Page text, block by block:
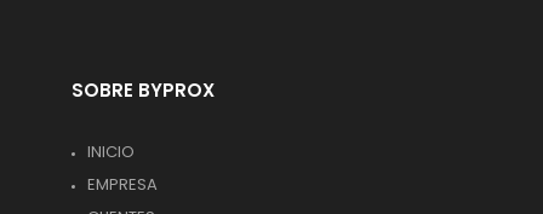
SOBRE BYPROX
INICIO
EMPRESA